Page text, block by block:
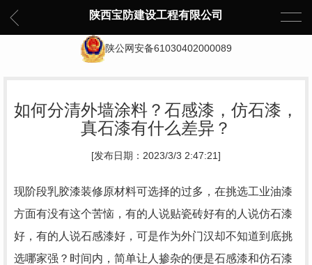
陕西宝防建设工程有限公司
陕公网安备61030402000089
如何分清外墙涂料？石感漆，仿石漆，
真石漆有什么差异？
[发布日期：2023/3/3 2:47:21]
现阶段乳胶漆装修原材料可选择的过多，在挑选工业油漆
方面有没有这个苦恼，有的人说贴瓷砖好有的人说仿石漆
好，有的人说石感漆好，可是作为外门汉却不知道到底挑
选哪家强？时间内，简单让人掺杂的便是石感漆和仿石漆